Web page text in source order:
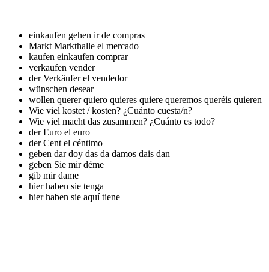
einkaufen gehen ir de compras
Markt Markthalle el mercado
kaufen einkaufen comprar
verkaufen vender
der Verkäuferel vendedor
wünschen desear
wollen querer quiero quieres quiere queremos queréis quieren
Wie viel kostet / kosten? ¿Cuánto cuesta/n?
Wie viel macht das zusammen? ¿Cuánto es todo?
der Euro el euro
der Cent el céntimo
geben dar doy das da damos dais dan
geben Sie mirdéme
gib mirdame
hier haben sie tenga
hier haben sie aquí tiene